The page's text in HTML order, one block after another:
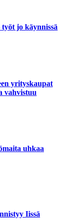
jo käynnissä
yrityskaupat
vahvistuu
uhkaa
Iissä